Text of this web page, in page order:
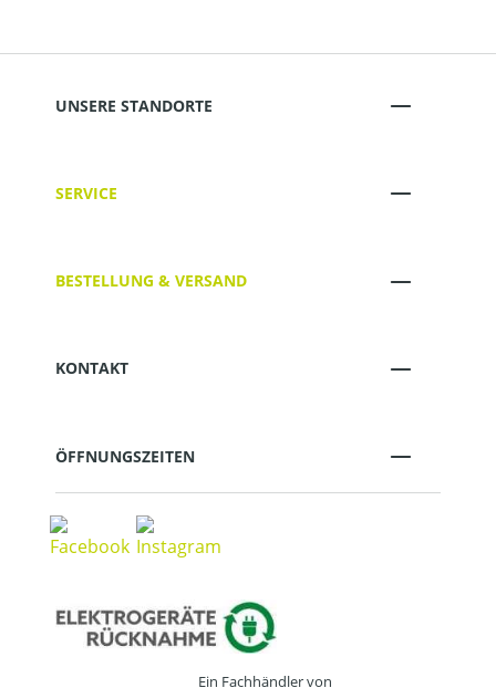
UNSERE STANDORTE
SERVICE
BESTELLUNG & VERSAND
KONTAKT
ÖFFNUNGSZEITEN
Ein Fachhändler von